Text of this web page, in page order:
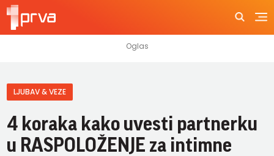
LJUBAV & VEZE
4 koraka kako uvesti partnerku
u RASPOLOŽENJE za intimne